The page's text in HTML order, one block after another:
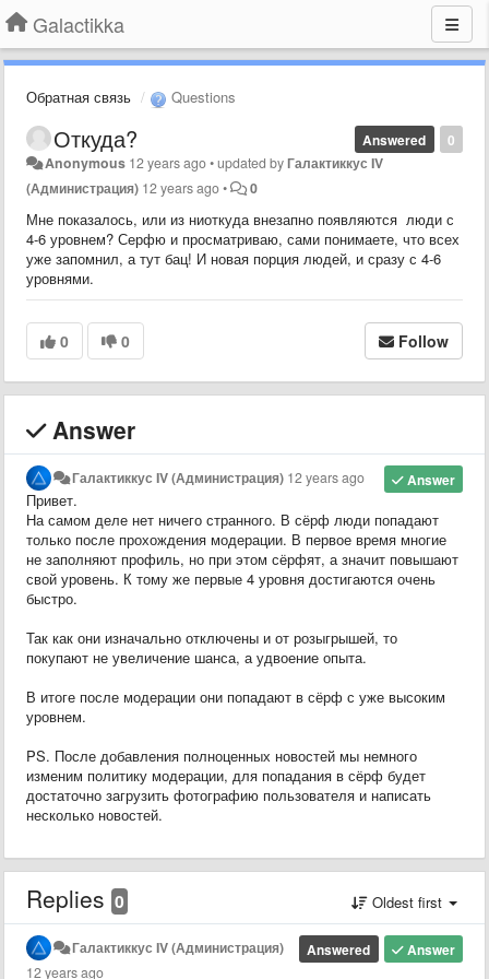
Galactikka
Обратная связь Questions
0
Answered
Откуда?
Anonymous 12 years ago•updated byГалактиккус IV
(Администрация) 12 years ago• 0
Мне показалось, или из ниоткуда внезапно появляются люди с
4-6 уровнем? Серфю и просматриваю, сами понимаете, что всех
уже запомнил, а тут бац! И новая порция людей, и сразу с 4-6
уровнями.
0 0 Follow
Answer
Answer
Галактиккус IV (Администрация) 12 years ago
Привет.
На самом деле нет ничего странного. В сёрф люди попадают
только после прохождения модерации. В первое время многие
не заполняют профиль, но при этом сёрфят, а значит повышают
свой уровень. К тому же первые 4 уровня достигаются очень
быстро.
Так как они изначально отключены и от розыгрышей, то
покупают не увеличение шанса, а удвоение опыта.
В итоге после модерации они попадают в сёрф с уже высоким
уровнем.
PS. После добавления полноценных новостей мы немного
изменим политику модерации, для попадания в сёрф будет
достаточно загрузить фотографию пользователя и написать
несколько новостей.
Replies 0 Oldest first
Answer
Answered
Галактиккус IV (Администрация)
12 years ago